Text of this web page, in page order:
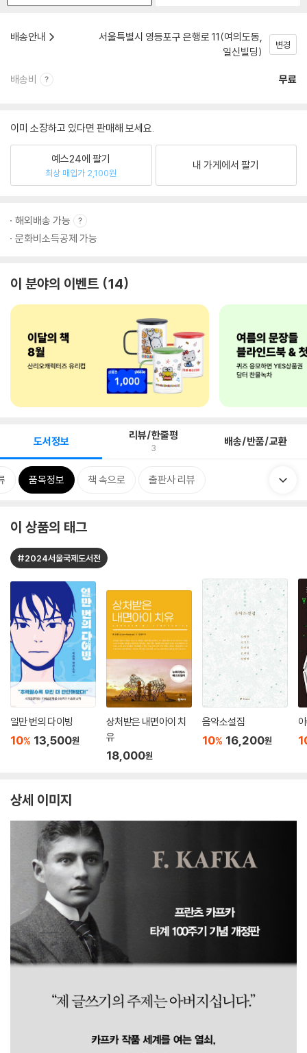
배송안내
서울특별시 영등포구 은행로 11(여의도동,
일신빌딩)
변경
배송비 무료
이미 소장하고 있다면 판매해 보세요.
예스24에 팔기
최상 매입가 2,100원
내 가게에서 팔기
해외배송 가능
문화비소득공제 가능
이 분야의 이벤트 14
도서정보 리뷰/한줄평
3 배송/반품/교환
품목정보 책 속으로 출판사 리뷰
이 상품의 태그
#2024서울국제도서전
일만 번의 다이빙
10% 13,500원
상처받은 내면아이 치
유
18,000원
음악소설집
10% 16,200원
상세 이미지